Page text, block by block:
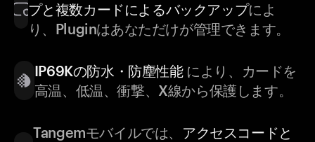
プと複数カードによるバックアップによ
り、Pluginはあなただけが管理できます。
IP69Kの防水・防塵性能により、カードを
高温、低温、衝撃、X線から保護します。
Tangemモバイルでは、 アクセスコードと